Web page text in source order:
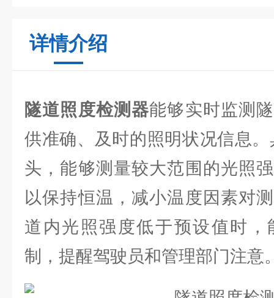
详情介绍
隧道照度检测器能够实时监测
供准确、及时的照明状况信息
头，能够测量较大范围的光照
以保持恒温，减小温度因素对
道内光照强度低于预设值时
制，提醒驾驶员和管理部门注意